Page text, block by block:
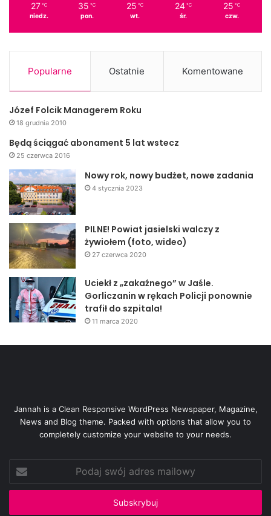
27 ℃
niedz.
35 ℃
pon.
25 ℃
wt.
24 ℃
śr.
25 ℃
czw.
Popularne Ostatnie Komentowane
Józef Folcik Managerem Roku
18 grudnia 2010
Będą ściągać abonament 5 lat wstecz
25 czerwca 2016
Nowy rok, nowy budżet, nowe zadania
4 stycznia 2023
PILNE! Powiat jasielski walczy z
żywiołem (foto, wideo)
27 czerwca 2020
Uciekł z „zakaźnego” w Jaśle.
Gorliczanin w rękach Policji ponownie
trafił do szpitala!
11 marca 2020
Jannah is a Clean Responsive WordPress Newspaper, Magazine,
News and Blog theme. Packed with options that allow you to
completely customize your website to your needs.
swój
adres